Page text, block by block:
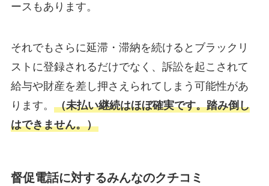
ースもあります。
それでもさらに延滞・滞納を続けるとブラックリ
ストに登録されるだけでなく、訴訟を起こされて
給与や財産を差し押さえられてしまう可能性があ
ります。 （未払い継続はほぼ確実です。踏み倒し
はできません。）
督促電話に対するみんなのクチコミ